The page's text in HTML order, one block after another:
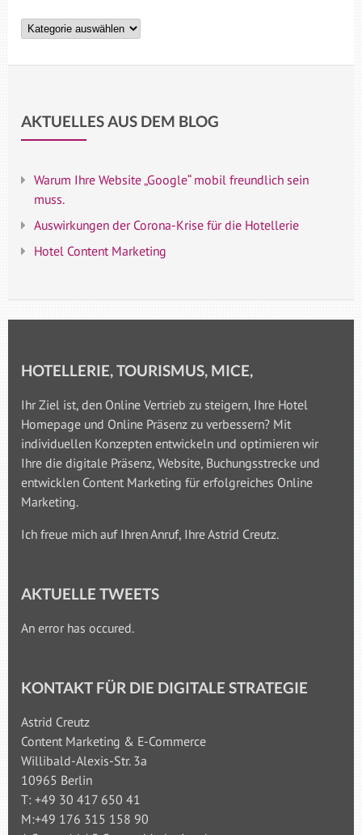
Kategorien
AKTUELLES AUS DEM BLOG
Warum Ihre Website „Google“ mobil freundlich sein
muss.
Auswirkungen der Corona-Krise für die Hotellerie
Hotel Content Marketing
HOTELLERIE, TOURISMUS, MICE,
Ihr Ziel ist, den Online Vertrieb zu steigern, Ihre Hotel
Homepage und Online Präsenz zu verbessern? Mit
individuellen Konzepten entwickeln und optimieren wir
Ihre die digitale Präsenz, Website, Buchungsstrecke und
entwicklen Content Marketing für erfolgreiches Online
Marketing.
Ich freue mich auf Ihren Anruf, Ihre Astrid Creutz.
AKTUELLE TWEETS
An error has occured.
KONTAKT FÜR DIE DIGITALE STRATEGIE
Astrid Creutz
Content Marketing & E-Commerce
Willibald-Alexis-Str. 3a
10965 Berlin
T: +49 30 417 650 41
M:+49 176 315 158 90